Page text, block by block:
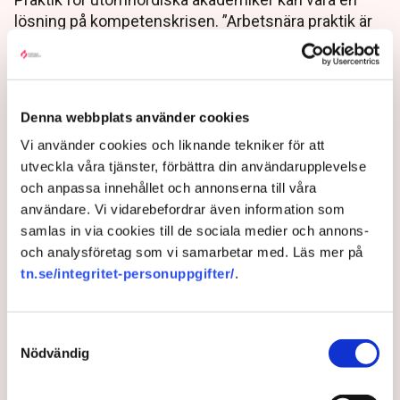
Denna webbplats använder cookies
Vi använder cookies och liknande tekniker för att
utveckla våra tjänster, förbättra din användarupplevelse
och anpassa innehållet och annonserna till våra
användare. Vi vidarebefordrar även information som
samlas in via cookies till de sociala medier och annons-
och analysföretag som vi samarbetar med. Läs mer på
tn.se/integritet-personuppgifter/.
Nödvändig
lösning på kompetenskrisen. ”Arbetsnära praktik är
givande både för utrikes födda akademiker och för
arbetsgivarna som tagit emot praktikanterna”, skriver
Charlotta Stern, professor i sociologi och vd vid
3 years ago | Av: Erik Ekerlid